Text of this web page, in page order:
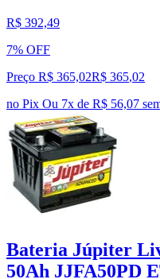
R$ 392,49
7% OFF
Preço R$ 365,02R$ 365,02
no Pix Ou 7x de R$ 56,07
Bateria Júpiter
50Ah JJFA50PD